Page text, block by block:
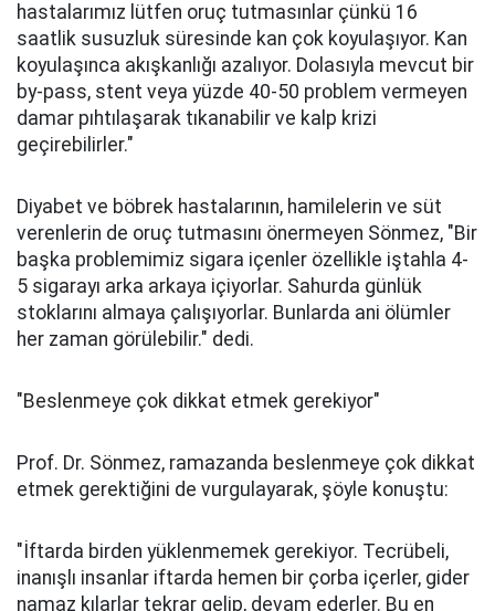
hastalarımız lütfen oruç tutmasınlar çünkü 16
saatlik susuzluk süresinde kan çok koyulaşıyor. Kan
koyulaşınca akışkanlığı azalıyor. Dolasıyla mevcut bir
by-pass, stent veya yüzde 40-50 problem vermeyen
damar pıhtılaşarak tıkanabilir ve kalp krizi
geçirebilirler."
Diyabet ve böbrek hastalarının, hamilelerin ve süt
verenlerin de oruç tutmasını önermeyen Sönmez, "Bir
başka problemimiz sigara içenler özellikle iştahla 4-
5 sigarayı arka arkaya içiyorlar. Sahurda günlük
stoklarını almaya çalışıyorlar. Bunlarda ani ölümler
her zaman görülebilir." dedi.
"Beslenmeye çok dikkat etmek gerekiyor"
Prof. Dr. Sönmez, ramazanda beslenmeye çok dikkat
etmek gerektiğini de vurgulayarak, şöyle konuştu:
"İftarda birden yüklenmemek gerekiyor. Tecrübeli,
inanışlı insanlar iftarda hemen bir çorba içerler, gider
namaz kılarlar tekrar gelip, devam ederler. Bu en